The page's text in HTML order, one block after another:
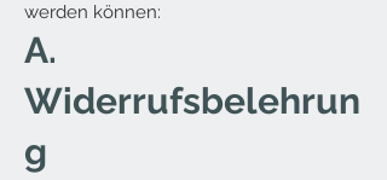
werden können:
A.
Widerrufsbelehrun
g